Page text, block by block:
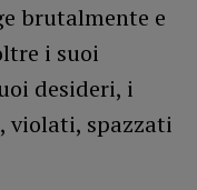
brutalmente e
i suoi
desideri, i
violati, spazzati